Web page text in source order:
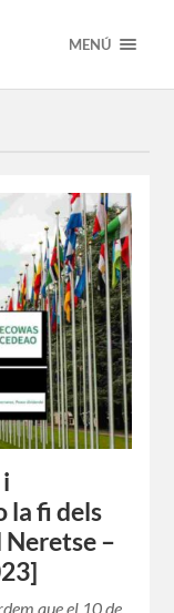
MENÚ
la fi dels
Neretse –
que el 10 de